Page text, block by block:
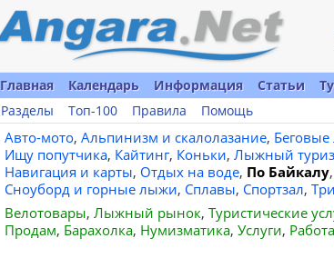
Главная Календарь Информация Статьи
Разделы
Топ-100 Правила Помощь
Авто-мото, Альпинизм и скалолазание,
Ищу попутчика, Кайтинг, Коньки, Лыжный
Навигация и карты, Отдых на воде, По Байкалу,
Сноуборд и горные лыжи, Сплавы, Спортзал,
Велотовары, Лыжный рынок, Туристические
Продам, Барахолка, Нумизматика, Услуги, Работа